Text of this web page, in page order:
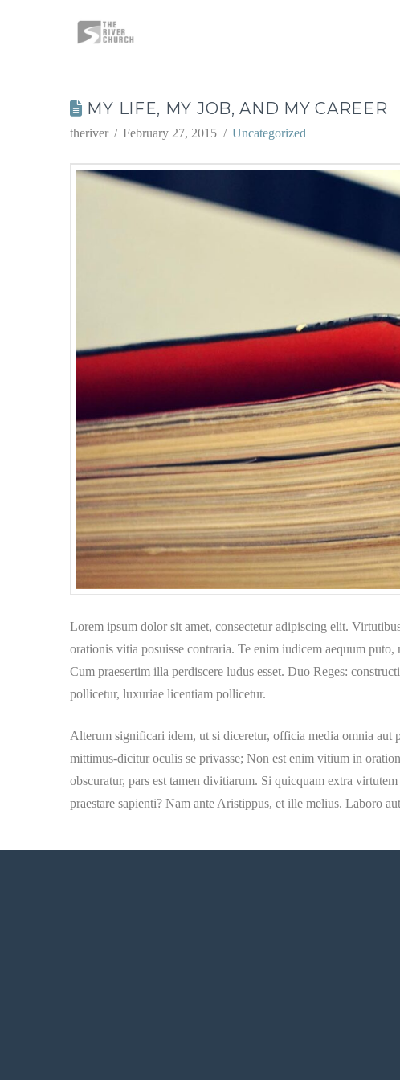
MY LIFE, MY JOB, AND MY CAREER
theriver February 27, 2015 Uncategorized
Lorem ipsum dolor sit amet, consectetur adipiscing elit.
orationis vitia posuisse contraria. Te enim iudicem aequum
Cum praesertim illa perdiscere ludus esset. Duo Reges:
pollicetur, luxuriae licentiam pollicetur.
Alterum significari idem, ut si diceretur, officia media omnia aut
mittimus-dicitur oculis se privasse; Non est enim vitium in
obscuratur, pars est tamen divitiarum. Si quicquam extra
praestare sapienti? Nam ante Aristippus, et ille melius. Laboro